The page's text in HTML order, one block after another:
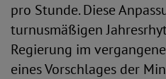
pro Stunde. Diese
turnusmäßigen
Regierung im
eines Vorschlages der